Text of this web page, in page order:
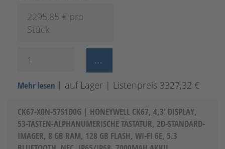
2295,85 € pro
Stück
Mehr lesen | auf Lager | Listenpreis 3327,32 €
CK67-X0N-57S1D0G | HONEYWELL CK67, 4,3' DISPLAY,
53-TASTEN-ALPHANUMERISCHE TASTATUR, 2D-STANDARD-
IMAGER, 8 GB RAM, 128 GB FLASH, WI-FI 6E, 5.3